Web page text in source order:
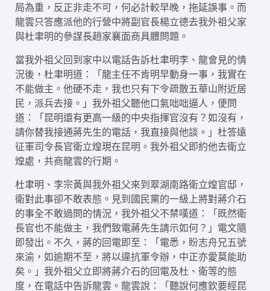
局為重，反正非走不可，何必計較早晚，拖延誤事。而
龍雲只答應派他的行營中將副官長楊立德去我外祖父家
與杜聿明的參謀長趙家襄面商具體問題。
當我外祖父回到家中以電話告訴杜聿明李、龍會見的情
況後，杜聿明道：「龍主任不肯明早動身一事，我實在
不能做主。他硬不走，我也只有下令疏散五華山附近居
民，派兵去接。」我外祖父聽他口氣咄咄逼人，便問
道：「昆明還有更高一級的中央指揮官沒有？如沒有，
請你替我接通蔣先生的電話，我直接與他談。」杜答遠
征軍司令長官衛立煌現在昆明。我外祖父即約他去衛立
煌處，共商龍雲的行期。
杜聿明、李宗黃與我外祖父來到翠湖南路衛立煌官邸，
衛對此事卻不敢表態。見到國民黨的一級上將對蔣介石
的事全不敢過問的情況，我外祖父不禁嘆道：「既然衛
長官也不能做主，我們致電蔣先生請示如何？」電文隨
即發出。不久，蔣的回電即至：「電悉，盼志舟兄五號
來渝，如逾期不至，將以違抗軍令辦，中正亦愛莫能助
矣。」我外祖父立即將蔣介石的回電及杜、衛等的態
度，在電話中告訴龍雲。龍雲說：「聽說何應欽要經昆